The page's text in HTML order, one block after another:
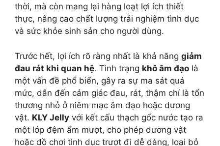
thời, mà còn mang lại hàng loạt lợi ích thiết
thực, nâng cao chất lượng trải nghiệm tình dục
và sức khỏe sinh sản cho người dùng.
Trước hết, lợi ích rõ ràng nhất là khả năng giảm
đau rát khi quan hệ. Tình trạng khô âm đạo là
một vấn đề phổ biến, gây ra sự ma sát quá
mức, dẫn đến cảm giác đau, rát, thậm chí là tổn
thương nhỏ ở niêm mạc âm đạo hoặc dương
vật. KLY Jelly với kết cấu thạch gốc nước tạo ra
một lớp đệm ẩm mượt, cho phép dương vật
hoặc đồ chơi tình dục trượt đi dễ dàng, loại bỏ